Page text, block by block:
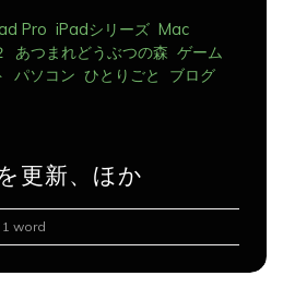
Pro iPadシリーズ Mac
あつまれどうぶつの森 ゲーム
パソコン ひとりごと ブログ
更新、ほか
1 word